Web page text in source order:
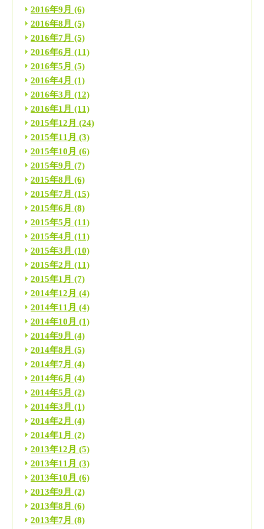
2016年9月 (6)
2016年8月 (5)
2016年7月 (5)
2016年6月 (11)
2016年5月 (5)
2016年4月 (1)
2016年3月 (12)
2016年1月 (11)
2015年12月 (24)
2015年11月 (3)
2015年10月 (6)
2015年9月 (7)
2015年8月 (6)
2015年7月 (15)
2015年6月 (8)
2015年5月 (11)
2015年4月 (11)
2015年3月 (10)
2015年2月 (11)
2015年1月 (7)
2014年12月 (4)
2014年11月 (4)
2014年10月 (1)
2014年9月 (4)
2014年8月 (5)
2014年7月 (4)
2014年6月 (4)
2014年5月 (2)
2014年3月 (1)
2014年2月 (4)
2014年1月 (2)
2013年12月 (5)
2013年11月 (3)
2013年10月 (6)
2013年9月 (2)
2013年8月 (6)
2013年7月 (8)